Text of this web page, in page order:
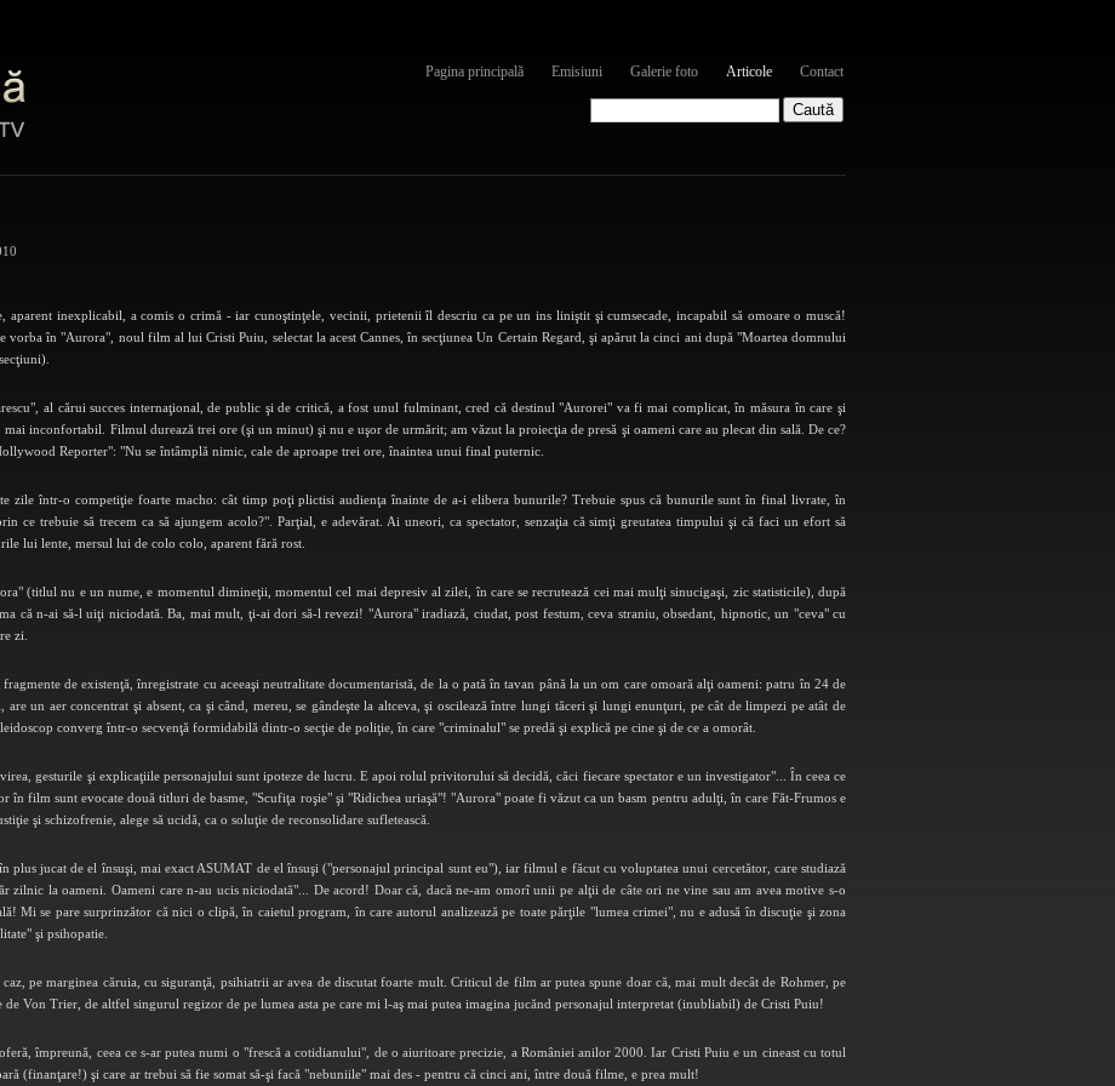
Pagina principală Emisiuni Galerie foto Articole Contact
aparent inexplicabil, a comis o crimă - iar cunoştinţele, vecinii, prietenii îl descriu ca pe un ins liniştit şi cumsecade, incapabil să omoare o muscă!
vorba în "Aurora", noul film al lui Cristi Puiu, selectat la acest Cannes, în secţiunea Un Certain Regard, şi apărut la cinci ani după "Moartea domnului
al cărui succes internaţional, de public şi de critică, a fost unul fulminant, cred că destinul "Aurorei" va fi mai complicat, în măsura în care şi
inconfortabil. Filmul durează trei ore (şi un minut) şi nu e uşor de urmărit; am văzut la proiecţia de presă şi oameni care au plecat din sală. De ce?
Reporter": "Nu se întâmplă nimic, cale de aproape trei ore, înaintea unui final puternic.
zile într-o competiţie foarte macho: cât timp poţi plictisi audienţa înainte de a-i elibera bunurile? Trebuie spus că bunurile sunt în final livrate, în
ce trebuie să trecem ca să ajungem acolo?". Parţial, e adevărat. Ai uneori, ca spectator, senzaţia că simţi greutatea timpului şi că faci un efort să
lui lente, mersul lui de colo colo, aparent fără rost.
(titlul nu e un nume, e momentul dimineţii, momentul cel mai depresiv al zilei, în care se recrutează cei mai mulţi sinucigaşi, zic statisticile), după
că n-ai să-l uiţi niciodată. Ba, mai mult, ţi-ai dori să-l revezi! "Aurora" iradiază, ciudat, post festum, ceva straniu, obsedant, hipnotic, un "ceva" cu
zi.
de existenţă, înregistrate cu aceeaşi neutralitate documentaristă, de la o pată în tavan până la un om care omoară alţi oameni: patru în 24 de
un aer concentrat şi absent, ca şi când, mereu, se gândeşte la altceva, şi oscilează între lungi tăceri şi lungi enunţuri, pe cât de limpezi pe atât de
converg într-o secvenţă formidabilă dintr-o secţie de poliţie, în care "criminalul" se predă şi explică pe cine şi de ce a omorât.
gesturile şi explicaţiile personajului sunt ipoteze de lucru. E apoi rolul privitorului să decidă, căci fiecare spectator e un investigator"... În ceea ce
în film sunt evocate două titluri de basme, "Scufiţa roşie" şi "Ridichea uriaşă"! "Aurora" poate fi văzut ca un basm pentru adulţi, în care Făt-Frumos e
şi schizofrenie, alege să ucidă, ca o soluţie de reconsolidare sufletească.
plus jucat de el însuşi, mai exact ASUMAT de el însuşi ("personajul principal sunt eu"), iar filmul e făcut cu voluptatea unui cercetător, care studiază
zilnic la oameni. Oameni care n-au ucis niciodată"... De acord! Doar că, dacă ne-am omorî unii pe alţii de câte ori ne vine sau am avea motive s-o
Mi se pare surprinzător că nici o clipă, în caietul program, în care autorul analizează pe toate părţile "lumea crimei", nu e adusă în discuţie şi zona
şi psihopatie.
pe marginea căruia, cu siguranţă, psihiatrii ar avea de discutat foarte mult. Criticul de film ar putea spune doar că, mai mult decât de Rohmer, pe
Von Trier, de altfel singurul regizor de pe lumea asta pe care mi l-aş mai putea imagina jucănd personajul interpretat (inubliabil) de Cristi Puiu!
împreună, ceea ce s-ar putea numi o "frescă a cotidianului", de o aiuritoare precizie, a României anilor 2000. Iar Cristi Puiu e un cineast cu totul
(finanţare!) şi care ar trebui să fie somat să-şi facă "nebuniile" mai des - pentru că cinci ani, între două filme, e prea mult!